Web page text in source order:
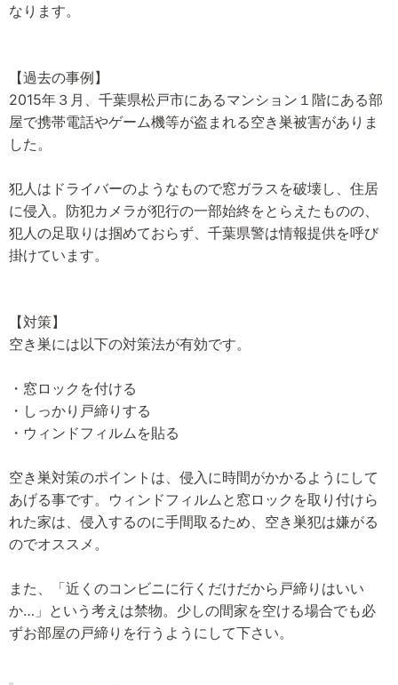
なります。
【過去の事例】
2015年３月、千葉県松戸市にあるマンション１階にある部
屋で携帯電話やゲーム機等が盗まれる空き巣被害がありま
した。
犯人はドライバーのようなもので窓ガラスを破壊し、住居
に侵入。防犯カメラが犯行の一部始終をとらえたものの、
犯人の足取りは掴めておらず、千葉県警は情報提供を呼び
掛けています。
【対策】
空き巣には以下の対策法が有効です。
・窓ロックを付ける
・しっかり戸締りする
・ウィンドフィルムを貼る
空き巣対策のポイントは、侵入に時間がかかるようにして
あげる事です。ウィンドフィルムと窓ロックを取り付けら
れた家は、侵入するのに手間取るため、空き巣犯は嫌がる
のでオススメ。
また、「近くのコンビニに行くだけだから戸締りはいい
か…」という考えは禁物。少しの間家を空ける場合でも必
ずお部屋の戸締りを行うようにして下さい。